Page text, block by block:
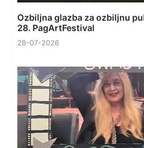
Ozbiljna glazba za ozbiljnu
28. PagArtFestival
28-07-2026